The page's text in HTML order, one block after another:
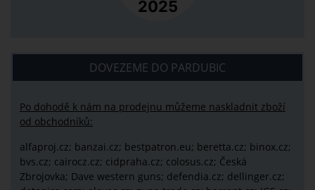
DOVEZEME DO PARDUBIC
Po dohodě k nám na prodejnu můžeme naskladnit zboží
od obchodníků:
alfaproj.cz; banzai.cz; bestpatron.eu; beretta.cz; binox.cz;
bvs.cz; cairocz.cz; cidpraha.cz; colosus.cz; Česká
Zbrojovka; Dave western guns; defendia.cz; dellinger.cz;